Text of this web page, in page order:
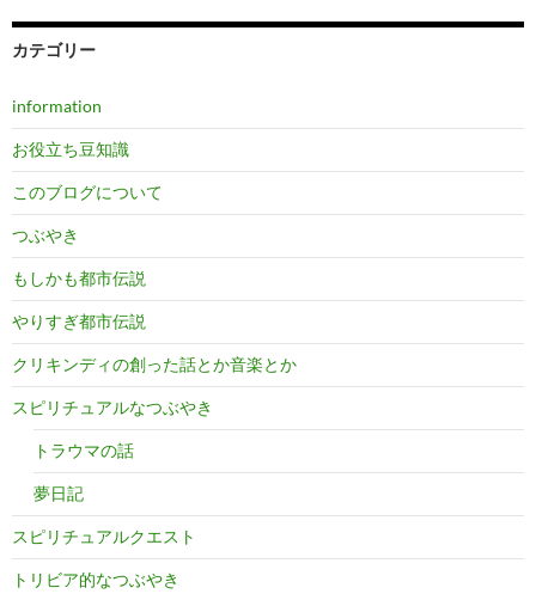
カテゴリー
information
お役立ち豆知識
このブログについて
つぶやき
もしかも都市伝説
やりすぎ都市伝説
クリキンディの創った話とか音楽とか
スピリチュアルなつぶやき
トラウマの話
夢日記
スピリチュアルクエスト
トリビア的なつぶやき